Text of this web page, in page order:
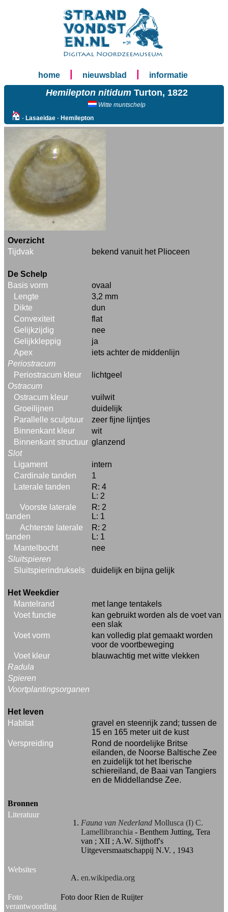
home nieuwsblad informatie
Hemilepton nitidumTurton, 1822
Witte muntschelp
- Lasaeidae - Hemilepton
Overzicht
Tijdvak
bekend vanuit het Plioceen
De Schelp
Basis vorm
ovaal
Lengte
3,2 mm
Dikte
dun
Convexiteit
flat
Gelijkzijdig
nee
Gelijkkleppig
ja
Apex
iets achter de middenlijn
Periostracum
Periostracum kleur
lichtgeel
Ostracum
Ostracum kleur
vuilwit
Groeilijnen
duidelijk
Parallelle sculptuur
zeer fijne lijntjes
Binnenkant kleur
wit
Binnenkant structuur glanzend
Slot
Ligament
intern
Cardinale tanden
1
Laterale tanden
R: 4
L: 2
Voorste laterale
tanden
R: 2
L: 1
Achterste laterale
tanden
R: 2
L: 1
Mantelbocht
nee
Sluitspieren
Sluitspierindruksels
duidelijk en bijna gelijk
Het Weekdier
Mantelrand
met lange tentakels
Voet functie
kan gebruikt worden als de voet van
een slak
Voet vorm
kan volledig plat gemaakt worden
voor de voortbeweging
Voet kleur
blauwachtig met witte vlekken
Radula
Spieren
Voortplantingsorganen
Het leven
Habitat
gravel en steenrijk zand; tussen de
15 en 165 meter uit de kust
Verspreiding
Rond de noordelijke Britse
eilanden, de Noorse Baltische Zee
en zuidelijk tot het Iberische
schiereiland, de Baai van Tangiers
en de Middellandse Zee.
Bronnen
Literatuur
Fauna van Nederland Mollusca (I) C.
Lamellibranchia - Benthem Jutting, Tera
van ; XII ; A.W. Sijthoff's
Uitgeversmaatschappij N.V. , 1943
Websites
en.wikipedia.org
Foto
verantwoording
Foto door Rien de Ruijter